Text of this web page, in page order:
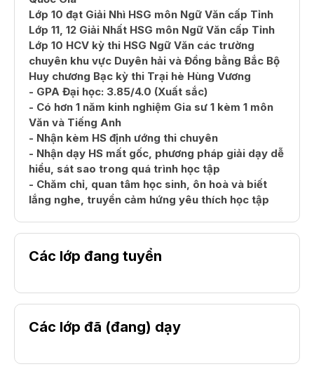
Lớp 10 đạt Giải Nhì HSG môn Ngữ Văn cấp Tỉnh
Lớp 11, 12 Giải Nhất HSG môn Ngữ Văn cấp Tỉnh
Lớp 10 HCV kỳ thi HSG Ngữ Văn các trường
chuyên khu vực Duyên hải và Đồng bằng Bắc Bộ
Huy chương Bạc kỳ thi Trại hè Hùng Vương
- GPA Đại học: 3.85/4.0 (Xuất sắc)
- Có hơn 1 năm kinh nghiệm Gia sư 1 kèm 1 môn
Văn và Tiếng Anh
- Nhận kèm HS định ướng thi chuyên
- Nhận dạy HS mất gốc, phương pháp giải dạy dễ
hiểu, sát sao trong quá trình học tập
- Chăm chỉ, quan tâm học sinh, ôn hoà và biết
lắng nghe, truyền cảm hứng yêu thích học tập
Các lớp đang tuyển
Các lớp đã (đang) dạy